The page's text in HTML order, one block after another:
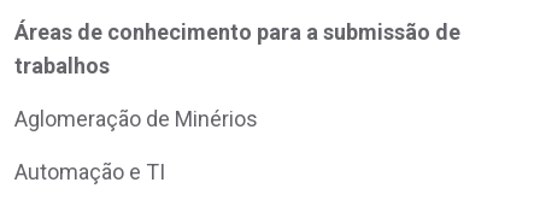
Áreas de conhecimento para a submissão de
trabalhos
Aglomeração de Minérios
Automação e TI